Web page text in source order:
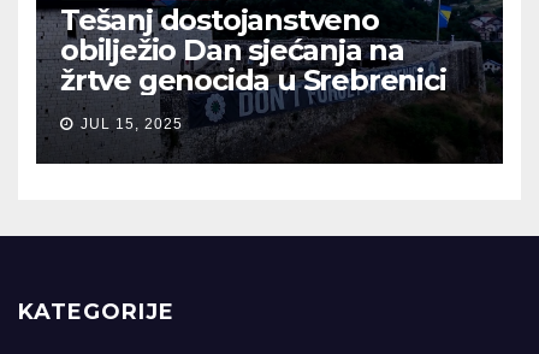
Tešanj dostojanstveno
obilježio Dan sjećanja na
žrtve genocida u Srebrenici
JUL 15, 2025
KATEGORIJE